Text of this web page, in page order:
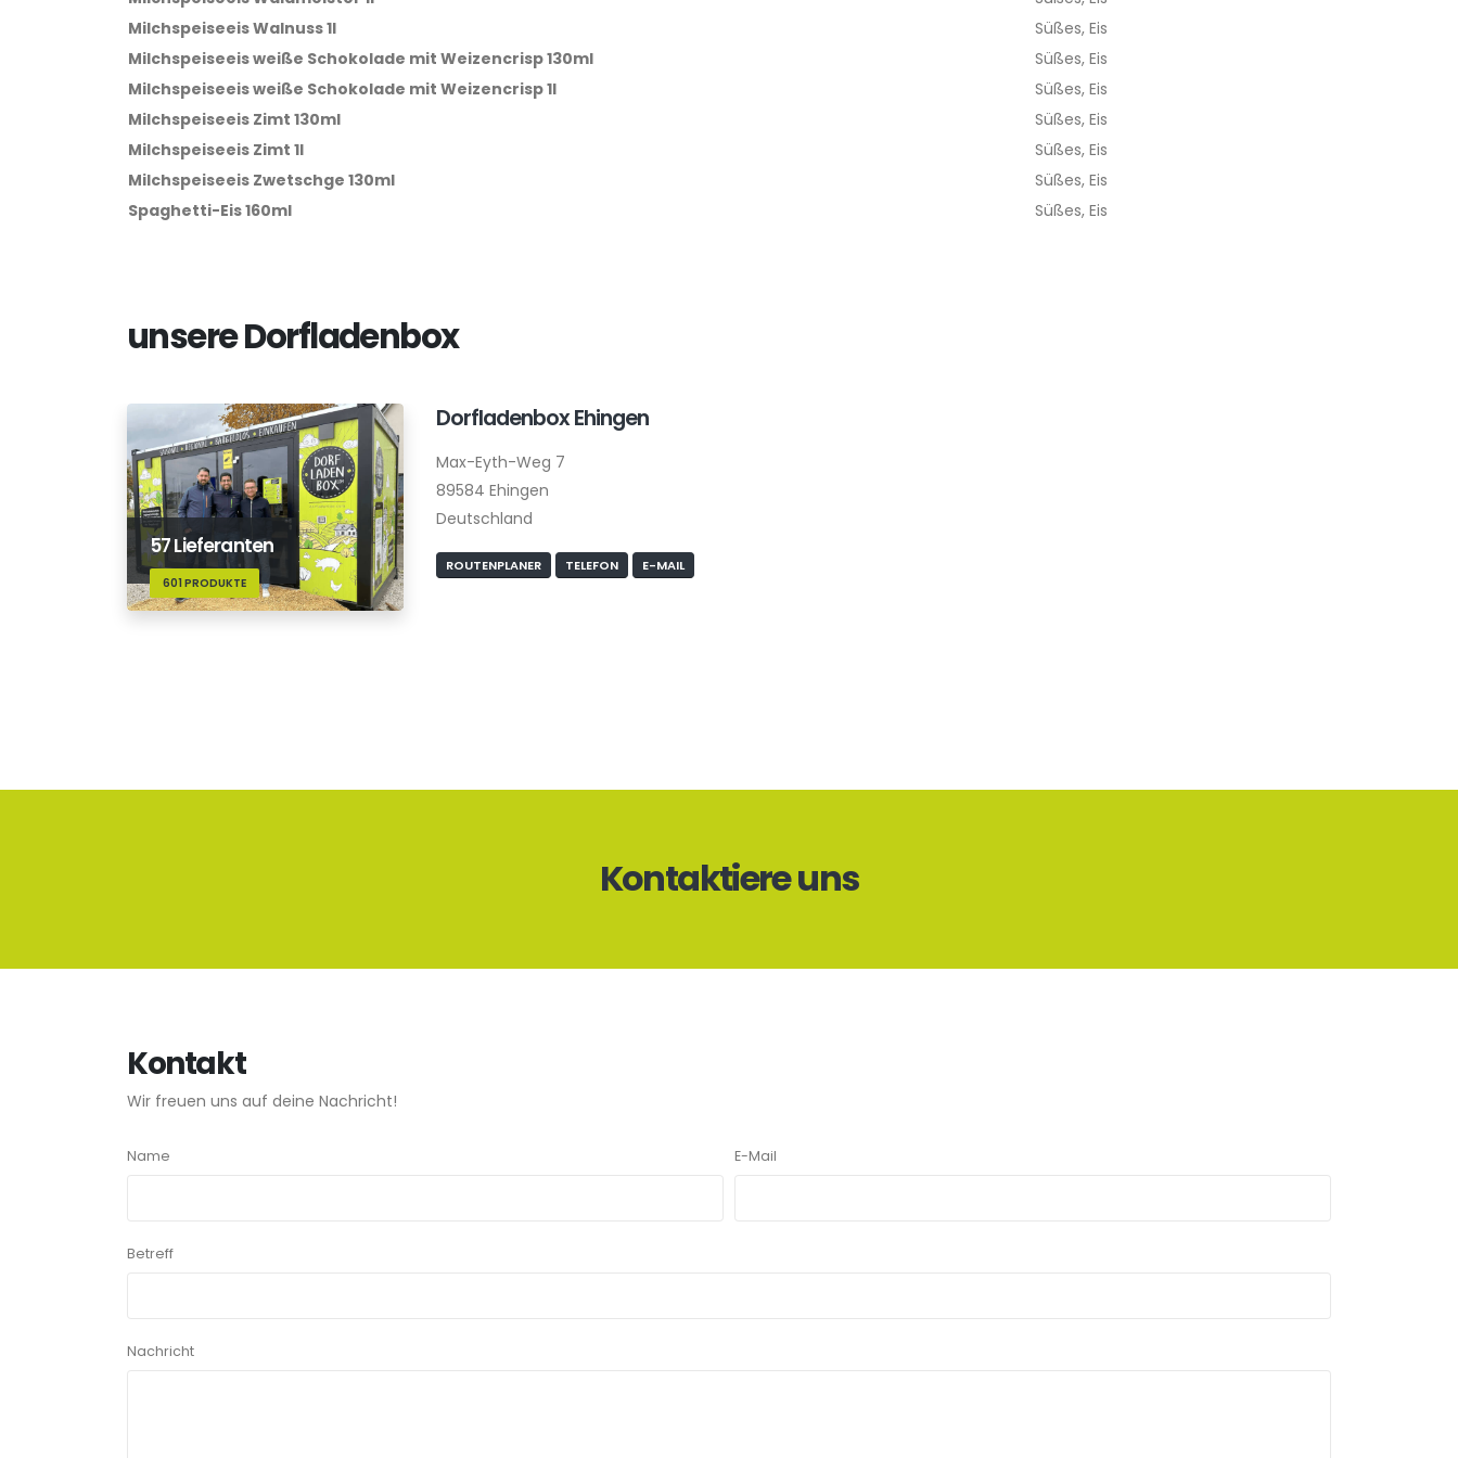
Milchspeiseeis Walnuss 1l
Süßes, Eis
Milchspeiseeis weiße Schokolade mit Weizencrisp 130ml
Süßes, Eis
Milchspeiseeis weiße Schokolade mit Weizencrisp 1l
Süßes, Eis
Milchspeiseeis Zimt 130ml
Süßes, Eis
Milchspeiseeis Zimt 1l
Süßes, Eis
Milchspeiseeis Zwetschge 130ml
Süßes, Eis
Spaghetti-Eis 160ml
Süßes, Eis
unsere Dorfladenbox
57 Lieferanten
601 PRODUKTE
Dorfladenbox Ehingen
Max-Eyth-Weg 7
89584 Ehingen
Deutschland
ROUTENPLANER TELEFON E-MAIL
Kontaktiere uns
Kontakt
Wir freuen uns auf deine Nachricht!
Name E-Mail
Betreff
Nachricht